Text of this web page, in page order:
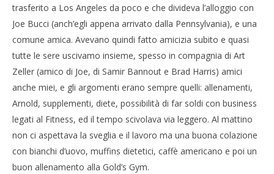
trasferito a Los Angeles da poco e che divideva l’alloggio con
Joe Bucci (anch’egli appena arrivato dalla Pennsylvania), e una
comune amica. Avevano quindi fatto amicizia subito e quasi
tutte le sere uscivamo insieme, spesso in compagnia di Art
Zeller (amico di Joe, di Samir Bannout e Brad Harris) amici
anche miei, e gli argomenti erano sempre quelli: allenamenti,
Arnold, supplementi, diete, possibilità di far soldi con business
legati al Fitness, ed il tempo scivolava via leggero. Al mattino
non ci aspettava la sveglia e il lavoro ma una buona colazione
con bianchi d’uovo, muffins dietetici, caffè americano e poi un
buon allenamento alla Gold’s Gym.